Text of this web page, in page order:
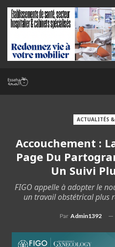
ACTUALITÉS &
Accouchement :
Page Du
Un Suivi
FIGO appelle à adopter le
un travail obstétrical plus
Par Admin1392